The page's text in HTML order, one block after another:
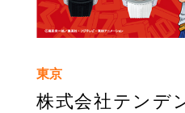
東京
株式会社テンデ